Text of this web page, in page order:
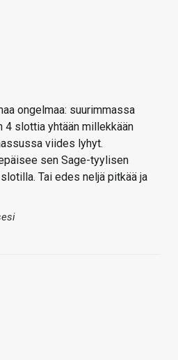
ongelmaa: suurimmassa
4 slottia yhtään millekkään
viides lyhyt.
sen Sage-tyylisen
Tai edes neljä pitkää ja